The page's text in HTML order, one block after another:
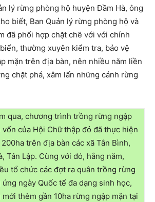
lý rừng phòng hộ huyện Đầm Hà, ông
biết, Ban Quản lý rừng phòng hộ và
đã phối hợp chặt chẽ với với chính
thường xuyên kiểm tra, bảo vệ
mặn trên địa bàn, nên nhiều năm liền
chặt phá, xâm lấn những cánh rừng
qua, chương trình trồng rừng ngập
vốn của Hội Chữ thập đỏ đã thực hiện
trên địa bàn các xã Tân Bình,
Tân Lập. Cùng với đó, hằng năm,
tổ chức các đợt ra quân trồng rừng
ngày Quốc tế đa dạng sinh học,
thêm gần 10ha rừng ngập mặn tại